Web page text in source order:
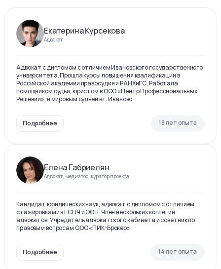
Екатерина Курсекова
Адвокат
Адвокат с дипломом с отличием Ивановского государственного
университета. Прошла курсы повышения квалификации в
Российской академии правосудия и РАНХиГС. Работала
помощником судьи, юристом в ООО «Центр Профессиональных
Решений», и мировым судьей в г. Иваново
Подробнее 18 лет опыта
Елена Габриелян
Адвокат, медиатор, куратор проекта
Кандидат юридических наук, адвокат с дипломом с отличием,
стажировками в ЕСПЧ и ООН. Член нескольких коллегий
адвокатов. Учредитель адвокатского кабинета и советник по
правовым вопросам ООО «ПИК-Брокер»
Подробнее 14 лет опыта